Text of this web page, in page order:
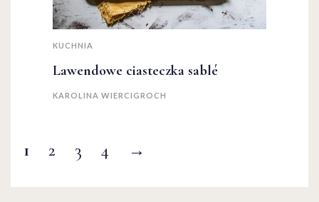
KUCHNIA
Lawendowe ciasteczka sablé
KAROLINA WIERCIGROCH
1 2 3 4 →